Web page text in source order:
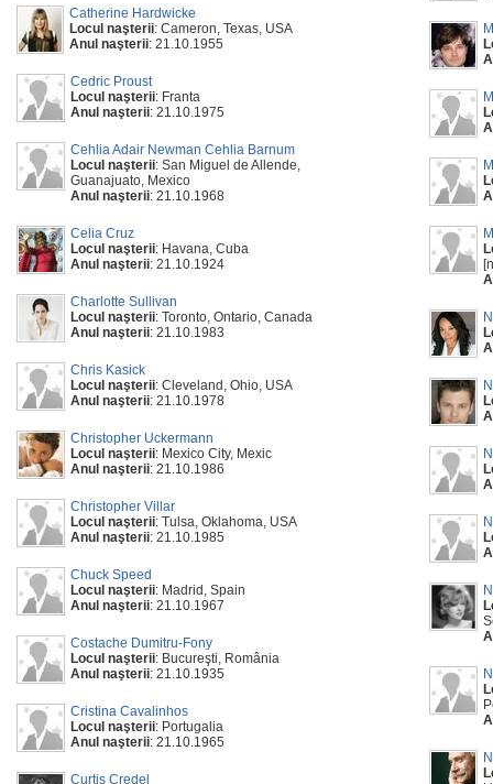
Catherine Hardwicke
Locul naşterii: Cameron, Texas, USA
Anul naşterii: 21.10.1955
Cedric Proust
Locul naşterii: Franta
Anul naşterii: 21.10.1975
Cehlia Adair Newman Cehlia Barnum
Locul naşterii: San Miguel de Allende,
Guanajuato, Mexico
Anul naşterii: 21.10.1968
Celia Cruz
Locul naşterii: Havana, Cuba
Anul naşterii: 21.10.1924
Charlotte Sullivan
Locul naşterii: Toronto, Ontario, Canada
Anul naşterii: 21.10.1983
Chris Kasick
Locul naşterii: Cleveland, Ohio, USA
Anul naşterii: 21.10.1978
Christopher Uckermann
Locul naşterii: Mexico City, Mexic
Anul naşterii: 21.10.1986
Christopher Villar
Locul naşterii: Tulsa, Oklahoma, USA
Anul naşterii: 21.10.1985
Chuck Speed
Locul naşterii: Madrid, Spain
Anul naşterii: 21.10.1967
Costache Dumitru-Fony
Locul naşterii: Bucureşti, România
Anul naşterii: 21.10.1935
Cristina Cavalinhos
Locul naşterii: Portugalia
Anul naşterii: 21.10.1965
Curtis Credel